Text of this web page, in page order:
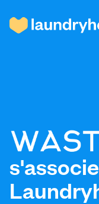
Prix et
À propos